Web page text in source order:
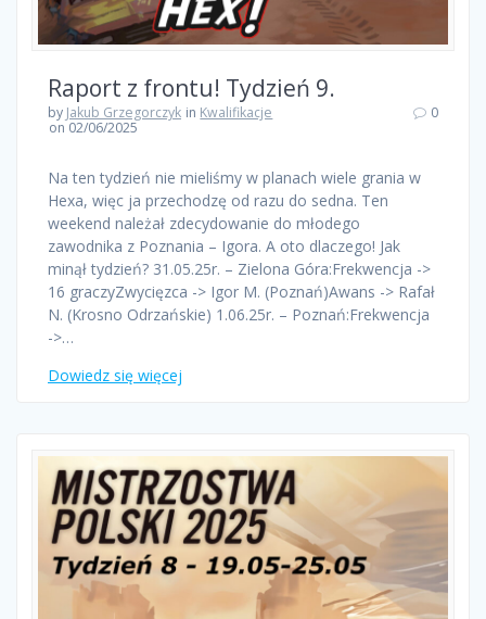
Raport z frontu! Tydzień 9.
by Jakub Grzegorczyk in Kwalifikacje
on 02/06/2025
0
Na ten tydzień nie mieliśmy w planach wiele grania w
Hexa, więc ja przechodzę od razu do sedna. Ten
weekend należał zdecydowanie do młodego
zawodnika z Poznania – Igora. A oto dlaczego! Jak
minął tydzień? 31.05.25r. – Zielona Góra:Frekwencja ->
16 graczyZwycięzca -> Igor M. (Poznań)Awans -> Rafał
N. (Krosno Odrzańskie) 1.06.25r. – Poznań:Frekwencja
->…
Dowiedz się więcej